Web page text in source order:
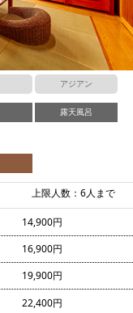
アジアン
露天風呂
上限人数：6人まで
14,900円
16,900円
19,900円
22,400円